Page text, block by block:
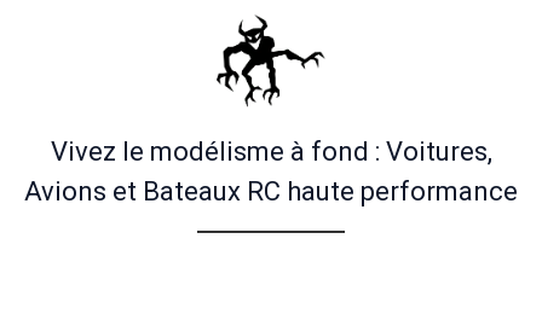
Vivez le modélisme à fond : Voitures,
Avions et Bateaux RC haute performance